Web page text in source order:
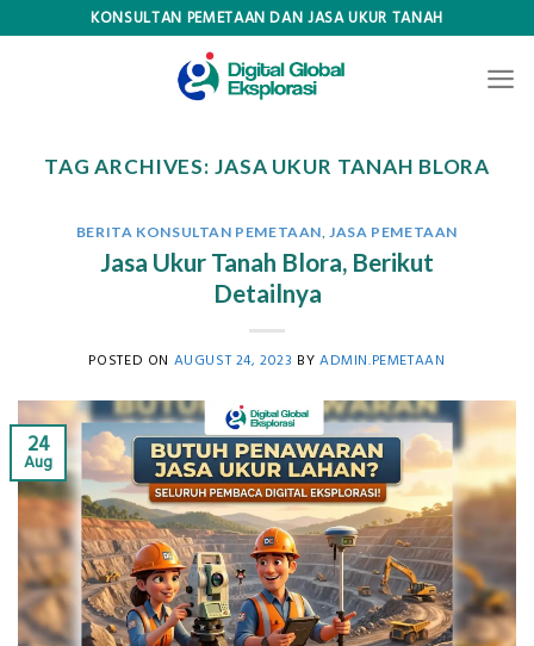
KONSULTAN PEMETAAN DAN JASA UKUR TANAH
TAG ARCHIVES: JASA UKUR TANAH BLORA
BERITA KONSULTAN PEMETAAN JASA PEMETAAN
Jasa Ukur Tanah Blora, Berikut
Detailnya
POSTED ON AUGUST 24, 2023 BYADMIN.PEMETAAN
24
Aug